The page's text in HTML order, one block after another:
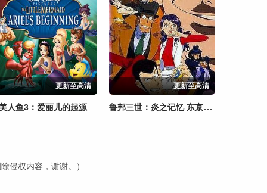
更新至高清
人鱼3：爱丽儿的起源
更新至高清
鲁邦三世：炎之记忆 东京危机
侵权内容，谢谢。）